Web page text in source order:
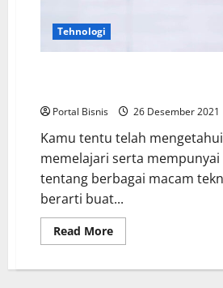
Tehnologi
Portal Bisnis 26 Desember 2021
Kamu tentu telah
memelajari serta
tentang berbagai macam
berarti buat...
Read More